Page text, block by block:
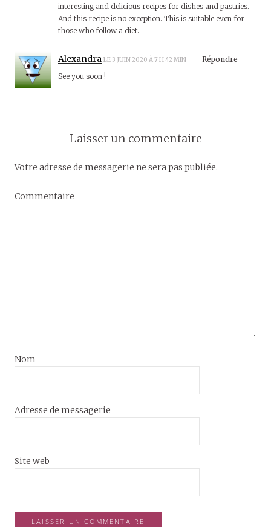
interesting and delicious recipes for dishes and pastries.
And this recipe is no exception. This is suitable even for
those who follow a diet.
Alexandra LE 3 JUIN 2020 À 7 H 42 MIN
Répondre
See you soon !
Laisser un commentaire
Votre adresse de messagerie ne sera pas publiée.
Commentaire
Nom
Adresse de messagerie
Site web